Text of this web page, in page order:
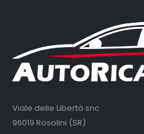
Viale delle Libertà snc
96019 Rosolini (SR)